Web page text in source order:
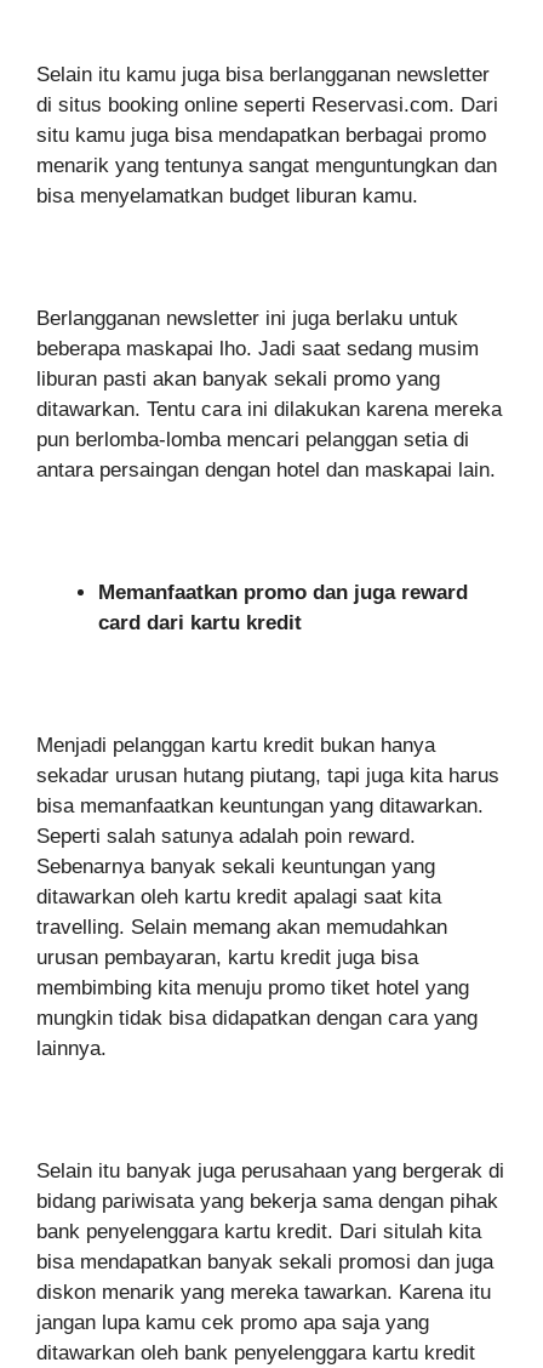
Selain itu kamu juga bisa berlangganan newsletter
di situs booking online seperti Reservasi.com. Dari
situ kamu juga bisa mendapatkan berbagai promo
menarik yang tentunya sangat menguntungkan dan
bisa menyelamatkan budget liburan kamu.
Berlangganan newsletter ini juga berlaku untuk
beberapa maskapai lho. Jadi saat sedang musim
liburan pasti akan banyak sekali promo yang
ditawarkan. Tentu cara ini dilakukan karena mereka
pun berlomba-lomba mencari pelanggan setia di
antara persaingan dengan hotel dan maskapai lain.
Memanfaatkan promo dan juga reward
card dari kartu kredit
Menjadi pelanggan kartu kredit bukan hanya
sekadar urusan hutang piutang, tapi juga kita harus
bisa memanfaatkan keuntungan yang ditawarkan.
Seperti salah satunya adalah poin reward.
Sebenarnya banyak sekali keuntungan yang
ditawarkan oleh kartu kredit apalagi saat kita
travelling. Selain memang akan memudahkan
urusan pembayaran, kartu kredit juga bisa
membimbing kita menuju promo tiket hotel yang
mungkin tidak bisa didapatkan dengan cara yang
lainnya.
Selain itu banyak juga perusahaan yang bergerak di
bidang pariwisata yang bekerja sama dengan pihak
bank penyelenggara kartu kredit. Dari situlah kita
bisa mendapatkan banyak sekali promosi dan juga
diskon menarik yang mereka tawarkan. Karena itu
jangan lupa kamu cek promo apa saja yang
ditawarkan oleh bank penyelenggara kartu kredit